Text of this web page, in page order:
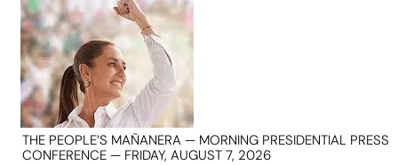
THE PEOPLE’S MAÑANERA — MORNING PRESIDENTIAL PRESS
CONFERENCE — FRIDAY, AUGUST 7, 2026